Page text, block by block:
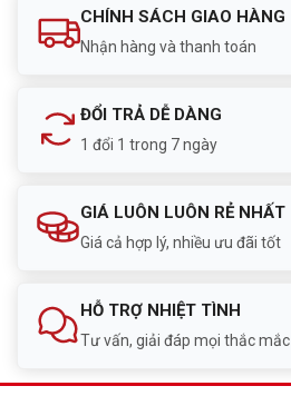
CHÍNH SÁCH GIAO HÀNG
Nhận hàng và thanh toán
ĐỔI TRẢ DỄ DÀNG
1 đổi 1 trong 7 ngày
GIÁ LUÔN LUÔN RẺ NHẤT
Giá cả hợp lý, nhiều ưu đãi tốt
HỖ TRỢ NHIỆT TÌNH
Tư vấn, giải đáp mọi thắc mắc